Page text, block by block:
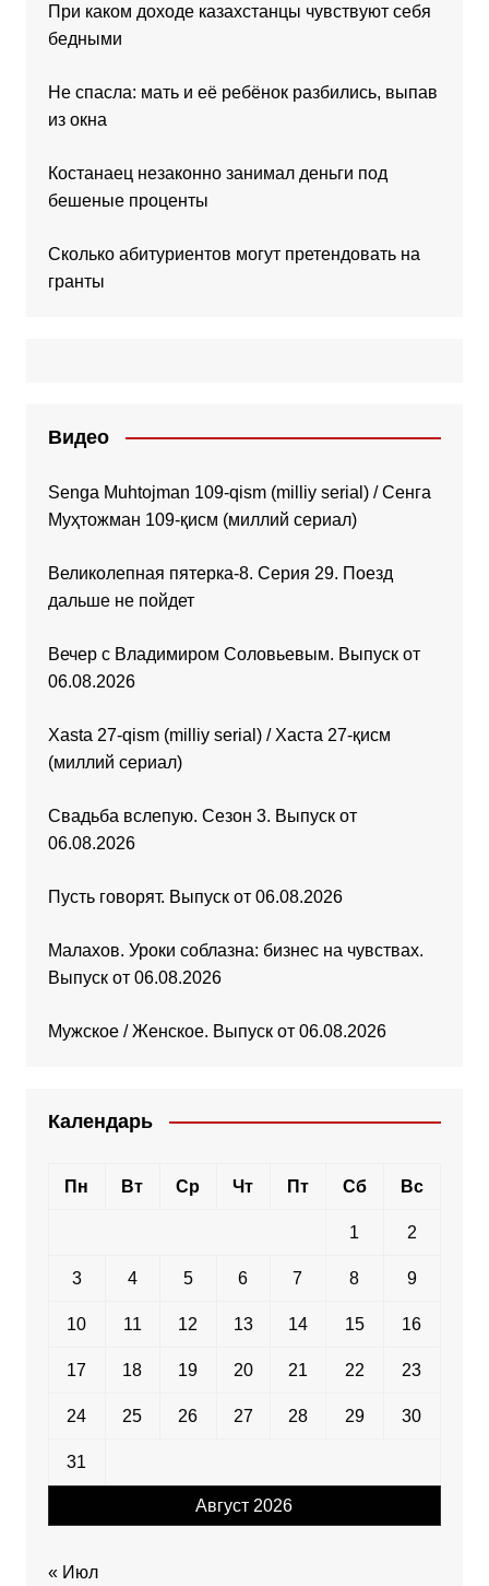
При каком доходе казахстанцы чувствуют себя
бедными
Не спасла: мать и её ребёнок разбились, выпав
из окна
Костанаец незаконно занимал деньги под
бешеные проценты
Сколько абитуриентов могут претендовать на
гранты
Видео
Senga Muhtojman 109-qism (milliy serial) / Сенга
Муҳтожман 109-қисм (миллий сериал)
Великолепная пятерка-8. Серия 29. Поезд
дальше не пойдет
Вечер с Владимиром Соловьевым. Выпуск от
06.08.2026
Xasta 27-qism (milliy serial) / Хаста 27-қисм
(миллий сериал)
Свадьба вслепую. Сезон 3. Выпуск от
06.08.2026
Пусть говорят. Выпуск от 06.08.2026
Малахов. Уроки соблазна: бизнес на чувствах.
Выпуск от 06.08.2026
Мужское / Женское. Выпуск от 06.08.2026
Календарь
Август 2026
Пн Вт Ср Чт Пт Сб Вс
1 2
3 4 5 6 7 8 9
10 11 12 13 14 15 16
17 18 19 20 21 22 23
24 25 26 27 28 29 30
31
« Июл